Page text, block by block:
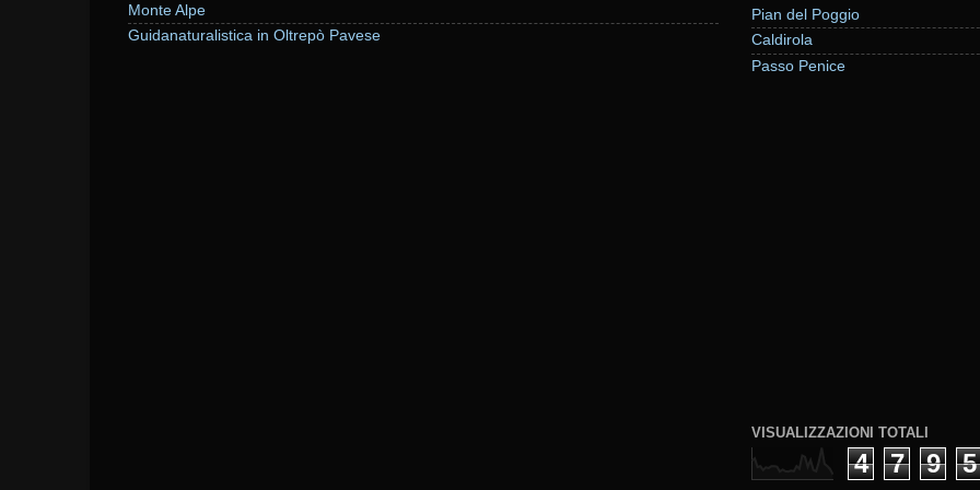
Monte Alpe
Guidanaturalistica in Oltrepò Pavese
Pian del Poggio
Caldirola
Passo Penice
VISUALIZZAZIONI TOTALI
4 7 9 5